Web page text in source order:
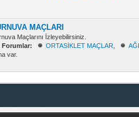
MAÇLARI
Maçlarını İzleyebilirsiniz.
Forumlar:
ORTASİKLET MAÇLAR
var.